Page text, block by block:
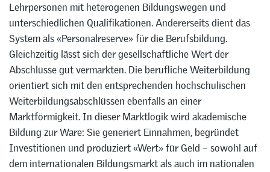
Lehrpersonen mit heterogenen Bildungswegen und
unterschiedlichen Qualifikationen. Andererseits dient das
System als «Personalreserve» für die Berufsbildung.
Gleichzeitig lässt sich der gesellschaftliche Wert der
Abschlüsse gut vermarkten. Die berufliche Weiterbildung
orientiert sich mit den entsprechenden hochschulischen
Weiterbildungsabschlüssen ebenfalls an einer
Marktförmigkeit. In dieser Marktlogik wird akademische
Bildung zur Ware: Sie generiert Einnahmen, begründet
Investitionen und produziert «Wert» für Geld – sowohl auf
dem internationalen Bildungsmarkt als auch im nationalen